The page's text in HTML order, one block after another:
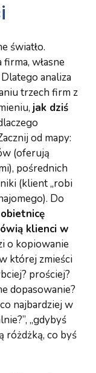
światło.
firma, własne
analiza
trzech firm z
jak dziś
od mapy:
(oferują
pośrednich
(klient „robi
Do
klienci w
o kopiowanie
której zmieści
prościej?
dopasowanie?
najbardziej w
„gdybyś
różdżką, co byś